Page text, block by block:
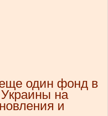
один фонд в
на
и